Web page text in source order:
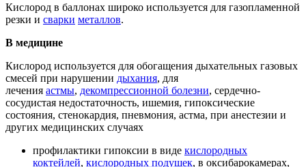
Кислород в баллонах широко используется для газопламенной
резки и сварки металлов.
В медицине
Кислород используется для обогащения дыхательных газовых
смесей при нарушении дыхания, для
лечения астмы, декомпрессионной болезни, сердечно-
сосудистая недостаточность, ишемия, гипоксические
состояния, стенокардия, пневмония, астма, при анестезии и
других медицинских случаях
профилактики гипоксии в виде кислородных
коктейлей, кислородных подушек, в оксибарокамерах,